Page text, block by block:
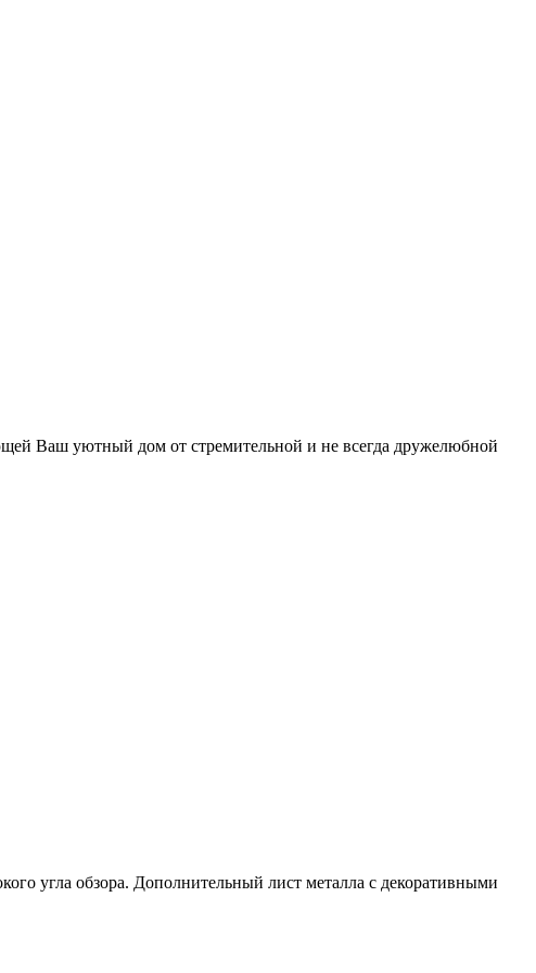
Ваш уютный дом от стремительной и не всегда дружелюбной
угла обзора. Дополнительный лист металла с декоративными